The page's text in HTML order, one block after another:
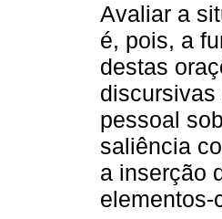
Avaliar a
é, pois, a
destas
discursivas
pessoal
saliência
a inserção
elementos-